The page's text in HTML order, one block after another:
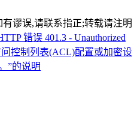
谬误,请联系指正;转载请注明
错误 401.3 - Unauthorized
控制列表(ACL)配置或加密设
”的说明